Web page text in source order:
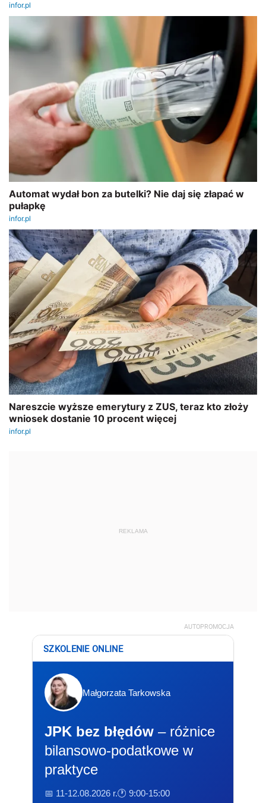
REKLAMA
AUTOPROMOCJA
SZKOLENIE ONLINE
Małgorzata Tarkowska
JPK bez błędów – różnice
bilansowo-podatkowe w
praktyce
📅 11-12.08.2026 r.🕐 9:00-15:00